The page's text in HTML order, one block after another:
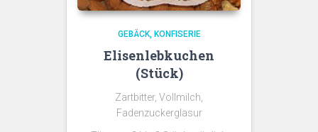
GEBÄCK KONFISERIE
Elisenlebkuchen
(Stück)
Zartbitter, Vollmilch,
Fadenzuckerglasur